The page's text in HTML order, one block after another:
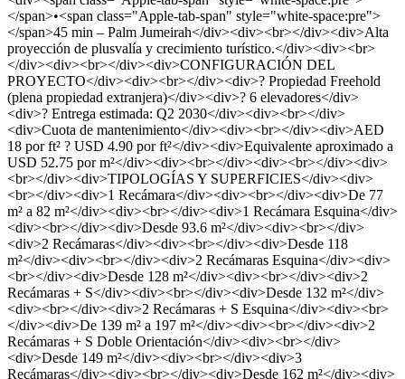
</span>•<span class="Apple-tab-span" style="white-space:pre">
</span>45 min – Palm Jumeirah</div><div><br></div><div>Alta
proyección de plusvalía y crecimiento turístico.</div><div><br>
</div><div><br></div><div>CONFIGURACIÓN DEL
PROYECTO</div><div><br></div><div>? Propiedad Freehold
(plena propiedad extranjera)</div><div>? 6 elevadores</div>
<div>? Entrega estimada: Q2 2030</div><div><br></div>
<div>Cuota de mantenimiento</div><div><br></div><div>AED
18 por ft² ? USD 4.90 por ft²</div><div>Equivalente aproximado a
USD 52.75 por m²</div><div><br></div><div><br></div><div>
<br></div><div>TIPOLOGÍAS Y SUPERFICIES</div><div>
<br></div><div>1 Recámara</div><div><br></div><div>De 77
m² a 82 m²</div><div><br></div><div>1 Recámara Esquina</div>
<div><br></div><div>Desde 93.6 m²</div><div><br></div>
<div>2 Recámaras</div><div><br></div><div>Desde 118
m²</div><div><br></div><div>2 Recámaras Esquina</div><div>
<br></div><div>Desde 128 m²</div><div><br></div><div>2
Recámaras + S</div><div><br></div><div>Desde 132 m²</div>
<div><br></div><div>2 Recámaras + S Esquina</div><div><br>
</div><div>De 139 m² a 197 m²</div><div><br></div><div>2
Recámaras + S Doble Orientación</div><div><br></div>
<div>Desde 149 m²</div><div><br></div><div>3
Recámaras</div><div><br></div><div>Desde 162 m²</div><div>